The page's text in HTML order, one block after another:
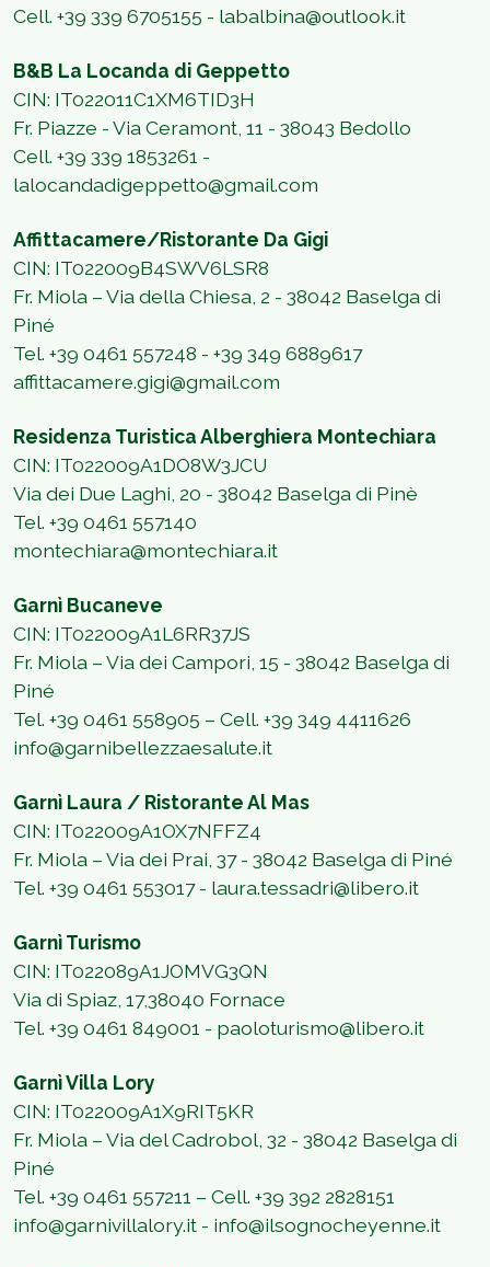
Cell. +39 339 6705155 - labalbina@outlook.it
B&B La Locanda di Geppetto
CIN: IT022011C1XM6TID3H
Fr. Piazze - Via Ceramont, 11 - 38043 Bedollo
Cell. +39 339 1853261 -
lalocandadigeppetto@gmail.com
Affittacamere/Ristorante Da Gigi
CIN: IT022009B4SWV6LSR8
Fr. Miola – Via della Chiesa, 2 - 38042 Baselga di
Piné
Tel. +39 0461 557248 - +39 349 6889617
affittacamere.gigi@gmail.com
Residenza Turistica Alberghiera Montechiara
CIN: IT022009A1DO8W3JCU
Via dei Due Laghi, 20 - 38042 Baselga di Pinè
Tel. +39 0461 557140
montechiara@montechiara.it
Garnì Bucaneve
CIN: IT022009A1L6RR37JS
Fr. Miola – Via dei Campori, 15 - 38042 Baselga di
Piné
Tel. +39 0461 558905 – Cell. +39 349 4411626
info@garnibellezzaesalute.it
Garnì Laura / Ristorante Al Mas
CIN: IT022009A1OX7NFFZ4
Fr. Miola – Via dei Prai, 37 - 38042 Baselga di Piné
Tel. +39 0461 553017 - laura.tessadri@libero.it
Garnì Turismo
CIN: IT022089A1JOMVG3QN
Via di Spiaz, 17,38040 Fornace
Tel. +39 0461 849001 - paoloturismo@libero.it
Garnì Villa Lory
CIN: IT022009A1X9RIT5KR
Fr. Miola – Via del Cadrobol, 32 - 38042 Baselga di
Piné
Tel. +39 0461 557211 – Cell. +39 392 2828151
info@garnivillalory.it - info@ilsognocheyenne.it